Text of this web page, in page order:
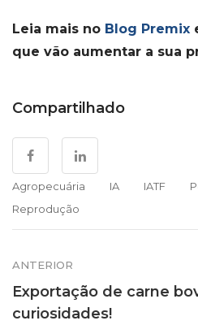
Leia mais no Blog Premix
que vão aumentar a sua
Compartilhado
Agropecuária IA IATF
Reprodução
ANTERIOR
Exportação de carne
curiosidades!